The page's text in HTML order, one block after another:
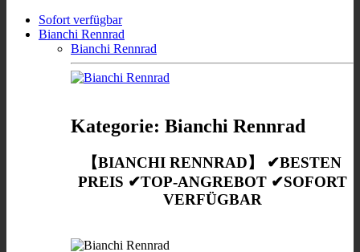
Sofort verfügbar
Bianchi Rennrad
Bianchi Rennrad
Kategorie: Bianchi Rennrad
【BIANCHI RENNRAD】 ✔BESTEN
PREIS ✔TOP-ANGREBOT ✔SOFORT
VERFÜGBAR